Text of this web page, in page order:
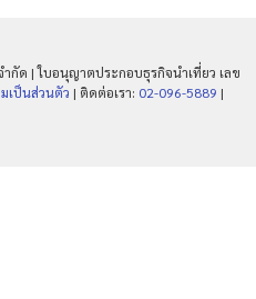
กัด | ใบอนุญาตประกอบธุรกิจนำเที่ยว เลข
เป็นส่วนตัว | ติดต่อเรา: 02-096-5889 |